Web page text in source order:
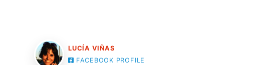
LUCÍA VIÑAS
FACEBOOK PROFILE